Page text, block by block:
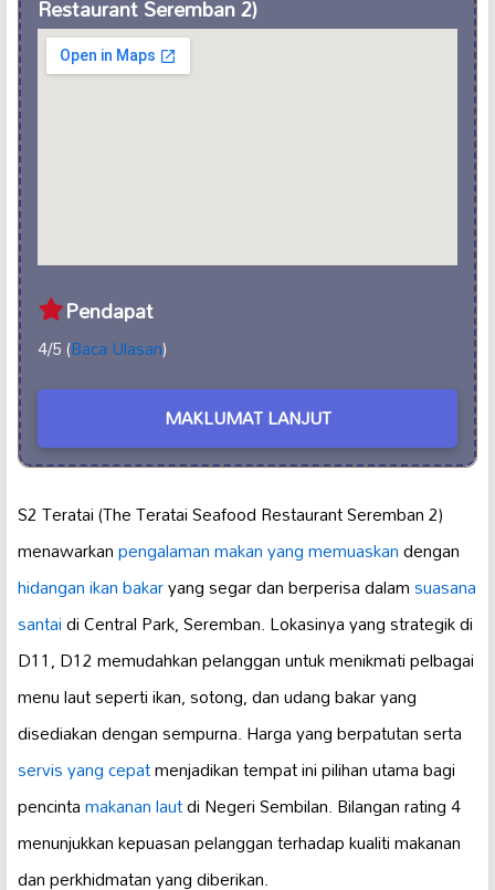
Restaurant Seremban 2)
Pendapat
4/5 (Baca Ulasan)
MAKLUMAT LANJUT
S2 Teratai (The Teratai Seafood Restaurant Seremban 2)
menawarkanpengalaman makan yang memuaskandengan
hidangan ikan bakaryang segar dan berperisa dalamsuasana
santaidi Central Park, Seremban. Lokasinya yang strategik di
D11, D12 memudahkan pelanggan untuk menikmati pelbagai
menu laut seperti ikan, sotong, dan udang bakar yang
disediakan dengan sempurna. Harga yang berpatutan serta
servis yang cepatmenjadikan tempat ini pilihan utama bagi
pencintamakanan lautdi Negeri Sembilan. Bilangan rating 4
menunjukkan kepuasan pelanggan terhadap kualiti makanan
dan perkhidmatan yang diberikan.